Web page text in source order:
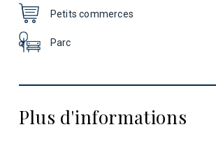
Petits commerces
Parc
Plus d'informations